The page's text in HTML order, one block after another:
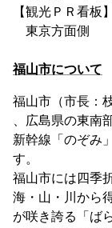
【観光ＰＲ
東京方面側
福山市について
福山市（市長：
、広島県の東南
新幹線「のぞみ
す。
福山市には四季
海・山・川から
が咲き誇る「ば